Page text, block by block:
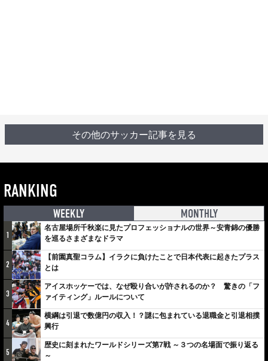
その他のサッカー記事を見る
RANKING
WEEKLY MONTHLY
1
名古屋場所千秋楽に見たプロフェッショナルの世界～安青錦の優勝
を巡るさまざまなドラマ
2
【前園真聖コラム】イラクに負けたことで日本代表に起きたプラス
とは
3
アイスホッケーでは、なぜ殴り合いが許されるのか？ 驚きの「フ
ァイティング」ルールについて
4
横綱は引退で数億円の収入！？謎に包まれている退職金と引退相撲
興行
5
歴史に刻まれたワールドシリーズ第7戦 ～３つの名場面で振り返る
～